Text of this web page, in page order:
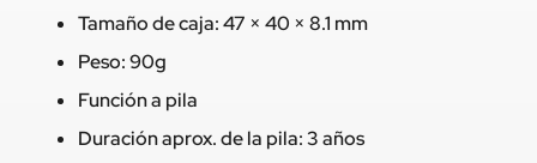
Tamaño de caja: 47 × 40 × 8.1 mm
Peso: 90g
Función a pila
Duración aprox. de la pila: 3 años